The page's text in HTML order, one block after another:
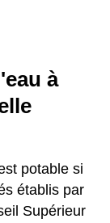
à
potable si
établis par
Supérieur